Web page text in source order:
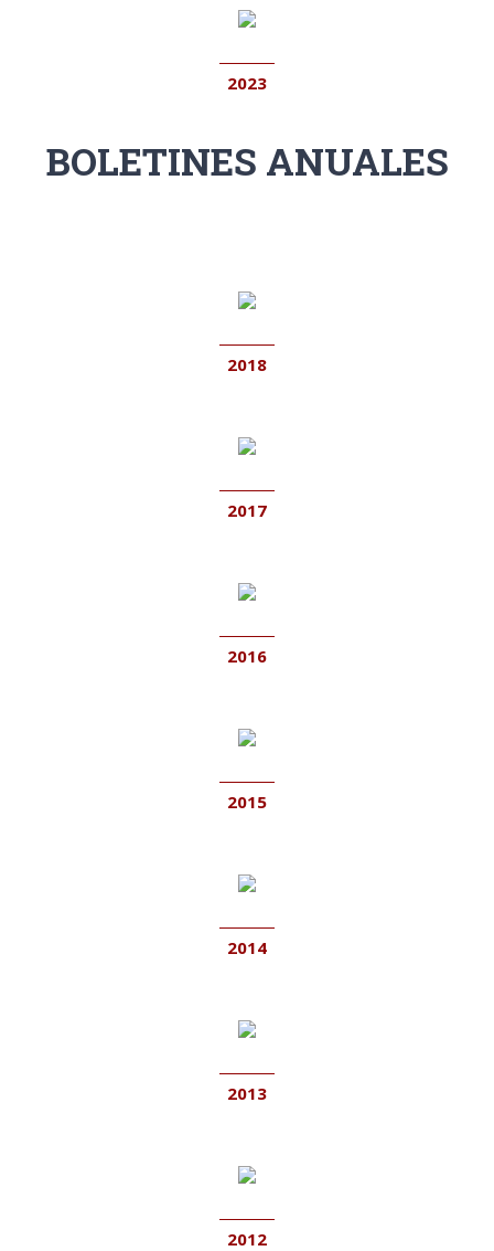
2023
BOLETINES ANUALES
2018
2017
2016
2015
2014
2013
2012